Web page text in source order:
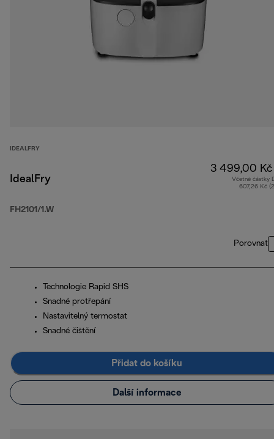
IDEALFRY
IdealFry
FH2101/1.W
3 499,00 Kč
Včetně částky
607,26 Kč
Porovnat
Technologie Rapid SHS
Snadné protřepání
Nastavitelný termostat
Snadné čištění
Přidat do košíku
Další informace